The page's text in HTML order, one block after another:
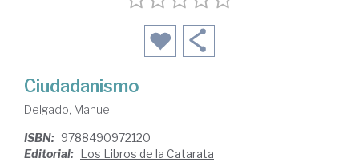
Ciudadanismo
Delgado, Manuel
ISBN: 9788490972120
Editorial: Los Libros de la Catarata